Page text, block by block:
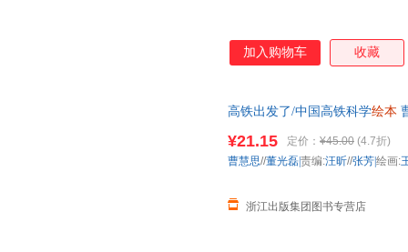
加入购物车 收藏
高铁出发了/中国高铁科学绘本
¥21.15 定价： ¥45.00 (4.7折)
浙江出版集团图书专营店
曹慧思//董光磊|责编:汪昕//张芳|绘画: